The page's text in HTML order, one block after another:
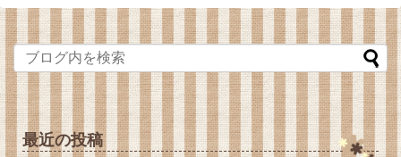
最近の投稿